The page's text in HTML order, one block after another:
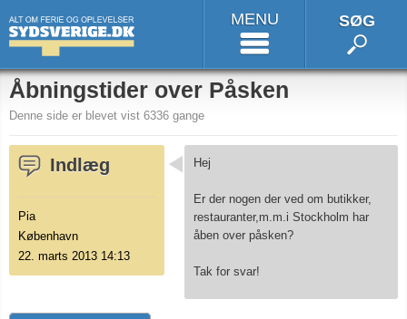
MENU SØG
Åbningstider over Påsken
Denne side er blevet vist 6336 gange
Indlæg
Pia
København
22. marts 2013 14:13
Hej
Er der nogen der ved om butikker,
restauranter,m.m.i Stockholm har
åben over påsken?
Tak for svar!